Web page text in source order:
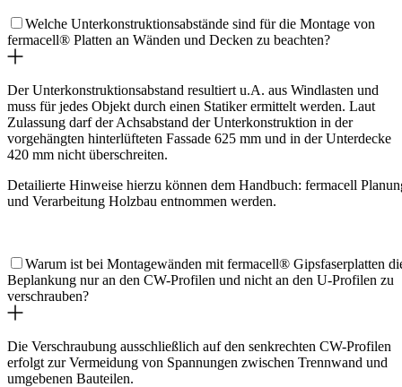
Welche Unterkonstruktionsabstände sind für die Montage von
fermacell® Platten an Wänden und Decken zu beachten?
Der Unterkonstruktionsabstand resultiert u.A. aus Windlasten und
muss für jedes Objekt durch einen Statiker ermittelt werden. Laut
Zulassung darf der Achsabstand der Unterkonstruktion in der
vorgehängten hinterlüfteten Fassade 625 mm und in der Unterdecke
420 mm nicht überschreiten.
Detailierte Hinweise hierzu können dem Handbuch: fermacell
und Verarbeitung Holzbau entnommen werden.
Warum ist bei Montagewänden mit fermacell® Gipsfaserplatten
Beplankung nur an den CW-Profilen und nicht an den U-Profilen zu
verschrauben?
Die Verschraubung ausschließlich auf den senkrechten CW-Profilen
erfolgt zur Vermeidung von Spannungen zwischen Trennwand und
umgebenen Bauteilen.